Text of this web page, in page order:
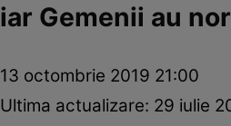
iar Gemenii au
13 octombrie 2019 21:00
Ultima actualizare: 29 iulie